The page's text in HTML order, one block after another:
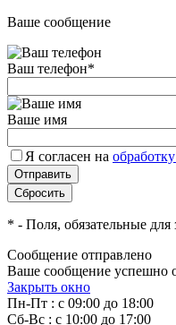
Ваше сообщение
Ваш телефон*
Ваше имя
Я согласен на
* - Поля, обязательные для
Сообщение отправлено
Ваше сообщение успешно
Закрыть окно
Пн-Пт : с 09:00 до 18:00
Сб-Вс : с 10:00 до 17:00